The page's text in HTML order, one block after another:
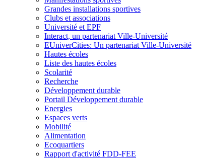
Grandes installations sportives
Clubs et associations
Université et EPF
Interact, un partenariat Ville-Université
EUniverCities: Un partenariat Ville-Université
Hautes écoles
Liste des hautes écoles
Scolarité
Recherche
Développement durable
Portail Développement durable
Energies
Espaces verts
Mobilité
Alimentation
Ecoquartiers
Rapport d'activité FDD-FEE